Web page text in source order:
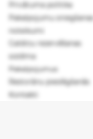
Privātuma politika
Pakalpojumu sniegšanas
noteikumi
Galdiņu rezervēšanas
sistēma
Pakalpojumus
Restorānu pieslēgšanās
Kontakti